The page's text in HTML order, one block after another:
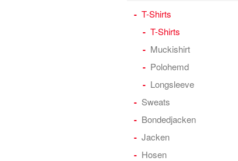
T-Shirts
T-Shirts
Muckishirt
Polohemd
Longsleeve
Sweats
Bondedjacken
Jacken
Hosen